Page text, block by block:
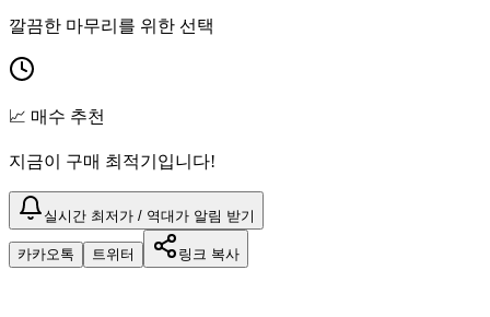
깔끔한 마무리를 위한 선택
📈 매수 추천
지금이 구매 최적기입니다!
실시간 최저가 / 역대가 알림 받기
카카오톡 트위터 링크 복사